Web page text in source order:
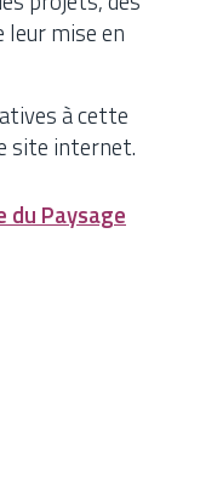
leur mise en
à cette
site internet.
du Paysage